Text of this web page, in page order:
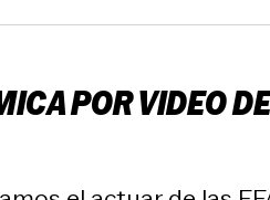
POR VIDEO